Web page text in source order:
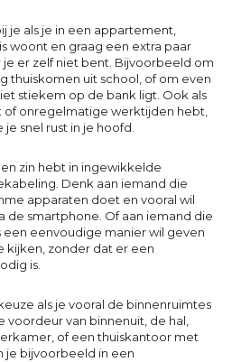
je als je in een appartement,
woont en graag een extra paar
er zelf niet bent. Bijvoorbeeld om
thuiskomen uit school, of om even
stiekem op de bank ligt. Ook als
of onregelmatige werktijden hebt,
snel rust in je hoofd.
zin hebt in ingewikkelde
Denk aan iemand die
apparaten doet en vooral wil
de smartphone. Of aan iemand die
eenvoudige manier wil geven
kijken, zonder dat er een
is.
als je vooral de binnenruimtes
voordeur van binnenuit, de hal,
of een thuiskantoor met
je bijvoorbeeld in een